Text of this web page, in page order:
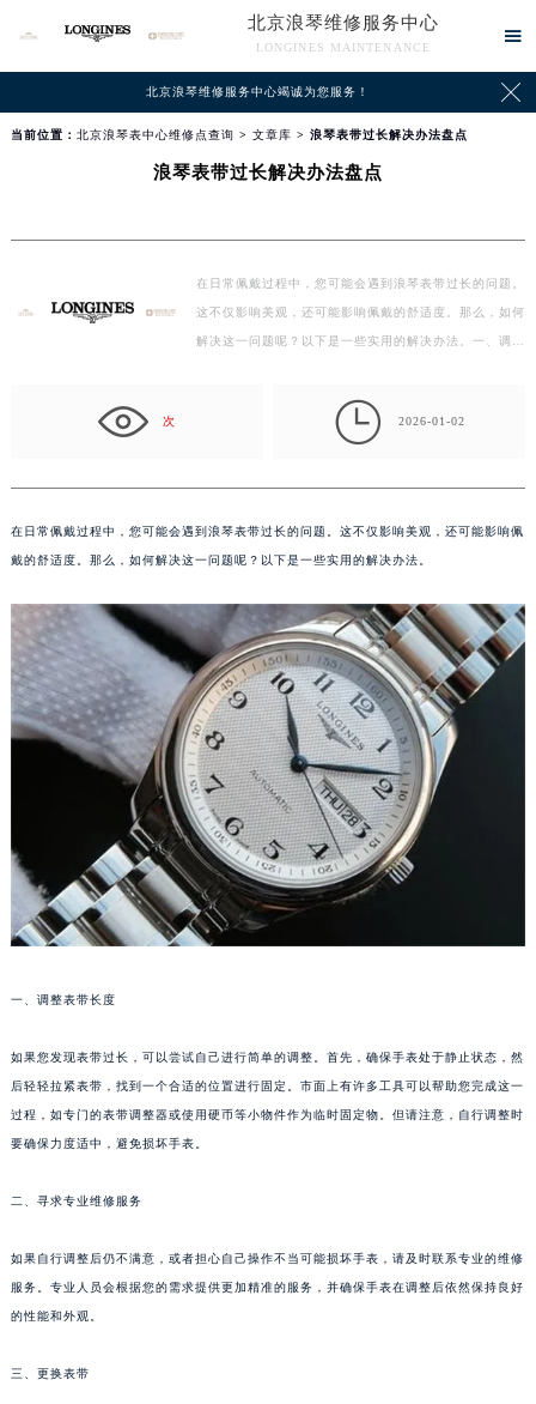
北京浪琴维修服务中心
LONGINES MAINTENANCE

北京浪琴维修服务中心竭诚为您服务！ 
当前位置： 北京浪琴表中心维修点查询 > 文章库 > 浪琴表带过长解决办法盘点
浪琴表带过长解决办法盘点
在日常佩戴过程中，您可能会遇到浪琴表带过长的问题。
这不仅影响美观，还可能影响佩戴的舒适度。那么，如何
解决这一问题呢？以下是一些实用的解决办法。一、调
次  2026-01-02
在日常佩戴过程中，您可能会遇到浪琴表带过长的问题。这不仅影响美观，还可能影响佩
戴的舒适度。那么，如何解决这一问题呢？以下是一些实用的解决办法。
一、调整表带长度
如果您发现表带过长，可以尝试自己进行简单的调整。首先，确保手表处于静止状态，然
后轻轻拉紧表带，找到一个合适的位置进行固定。市面上有许多工具可以帮助您完成这一
过程，如专门的表带调整器或使用硬币等小物件作为临时固定物。但请注意，自行调整时
要确保力度适中，避免损坏手表。
二、寻求专业维修服务
如果自行调整后仍不满意，或者担心自己操作不当可能损坏手表，请及时联系专业的维修
服务。专业人员会根据您的需求提供更加精准的服务，并确保手表在调整后依然保持良好
的性能和外观。
三、更换表带